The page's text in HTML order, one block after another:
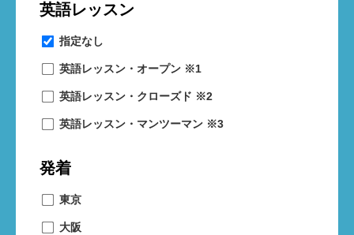
英語レッスン
指定なし
英語レッスン・オープン ※1
英語レッスン・クローズド ※2
英語レッスン・マンツーマン ※3
発着
東京
大阪